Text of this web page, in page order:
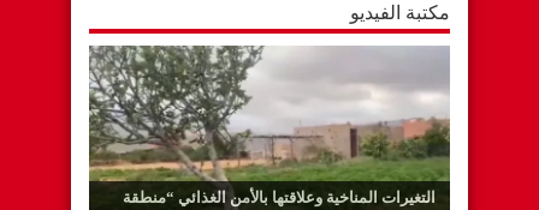
مكتبة الفيديو
التغيرات المناخية وعلاقتها بالأمن الغذائي “منطقة